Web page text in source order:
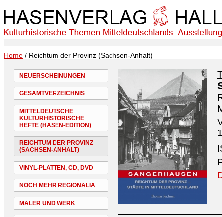
Home / Reichtum der Provinz (Sachsen-Anhalt)
NEUERSCHEINUNGEN
GESAMTVERZEICHNIS
MITTELDEUTSCHE
KULTURHISTORISCHE
HEFTE (HASEN-EDITION)
REICHTUM DER PROVINZ
(SACHSEN-ANHALT)
VINYL-PLATTEN, CD, DVD
NOCH MEHR REGIONALIA
MALER UND WERK